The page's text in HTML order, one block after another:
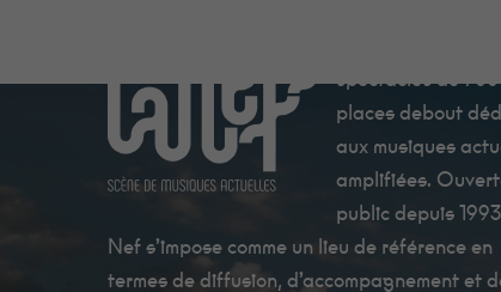
spectacles de 700
places debout
aux musiques
amplifiées.
public depuis
Nef s’impose comme un lieu de référence en
termes de diffusion, d’accompagnement et